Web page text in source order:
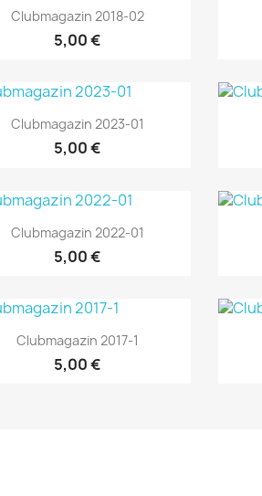
Vorschau
Clubmagazin 2018-02
5,00 €
Vorschau
Clubmagazin 2023-01
5,00 €
Vorschau
Clubmagazin 2022-01
5,00 €
Vorschau
Clubmagazin 2017-1
5,00 €